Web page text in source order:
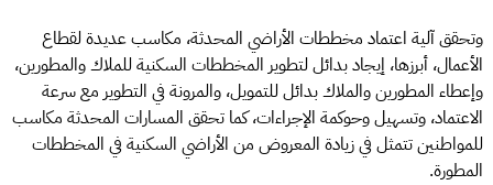
وتحقق آلية اعتماد مخططات الأراضي المحدثة، مكاسب عديدة لقطاع
الأعمال، أبرزها، إيجاد بدائل لتطوير المخططات السكنية للملاك والمطورين،
وإعطاء المطورين والملاك بدائل للتمويل، والمرونة في التطوير مع سرعة
الاعتماد، وتسهيل وحوكمة الإجراءات، كما تحقق المسارات المحدثة مكاسب
للمواطنين تتمثل في زيادة المعروض من الأراضي السكنية في المخططات
المطورة.